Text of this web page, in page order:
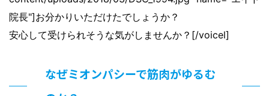
院長"]お分かりいただけたでしょうか？
安心して受けられそうな気がしませんか？[/voicel]
なぜミオンパシーで筋肉がゆるむ